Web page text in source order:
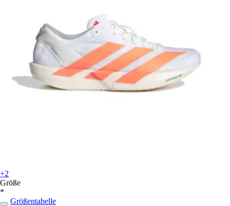
+2
Größe
*
Größentabelle